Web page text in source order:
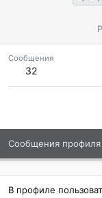
Сообщения
32
Сообщения профиля
В профиле